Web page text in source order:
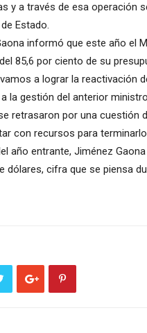
y a través de esa operación
Estado.
informó que este año el
85,6 por ciento de su
a lograr la reactivación
la gestión del anterior
retrasaron por una cuestión
con recursos para
año entrante, Jiménez
dólares, cifra que se piensa